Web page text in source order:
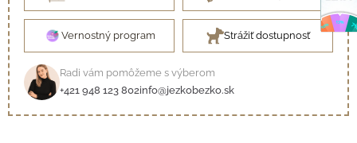
Vernostný program Strážiť dostupnosť
Radi vám pomôžeme s výberom
+421 948 123 802info@jezkobezko.sk